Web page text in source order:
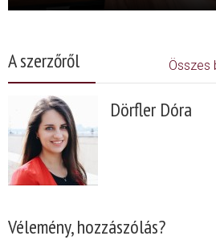
A szerzőről Összes
Dörfler Dóra
Vélemény, hozzászólás?